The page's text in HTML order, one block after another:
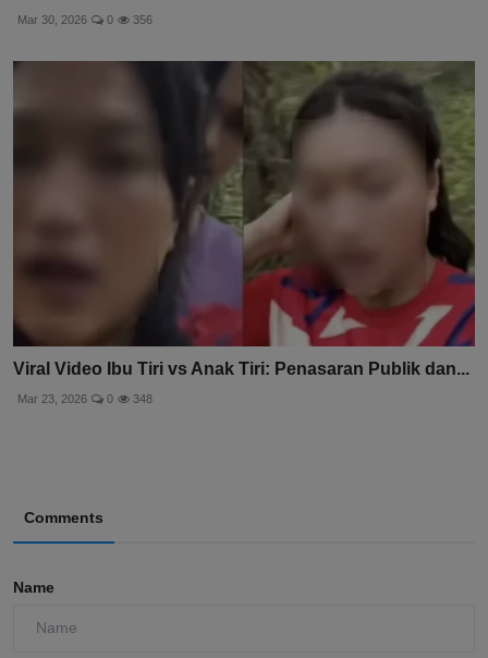
Mar 30, 2026 0 356
Viral Video Ibu Tiri vs Anak Tiri: Penasaran Publik dan...
Mar 23, 2026 0 348
Comments
Name